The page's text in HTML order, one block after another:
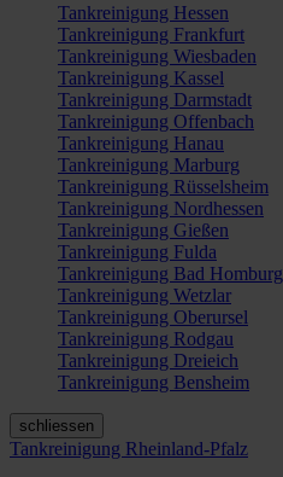
Tankreinigung Hessen
Tankreinigung Frankfurt
Tankreinigung Wiesbaden
Tankreinigung Kassel
Tankreinigung Darmstadt
Tankreinigung Offenbach
Tankreinigung Hanau
Tankreinigung Marburg
Tankreinigung Rüsselsheim
Tankreinigung Nordhessen
Tankreinigung Gießen
Tankreinigung Fulda
Tankreinigung Bad Homburg
Tankreinigung Wetzlar
Tankreinigung Oberursel
Tankreinigung Rodgau
Tankreinigung Dreieich
Tankreinigung Bensheim
schliessen
Tankreinigung Rheinland-Pfalz